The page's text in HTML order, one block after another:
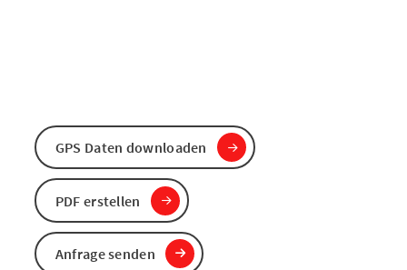
GPS Daten downloaden
PDF erstellen
Anfrage senden